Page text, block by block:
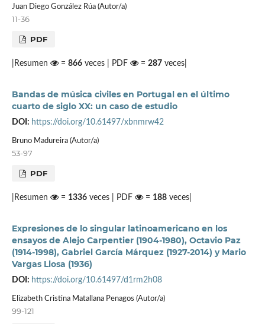
Juan Diego González Rúa (Autor/a)
11-36
PDF
|Resumen = 866veces | PDF = 287veces|
Bandas de música civiles en Portugal en el último
cuarto de siglo XX: un caso de estudio
DOI: https://doi.org/10.61497/xbnmrw42
Bruno Madureira (Autor/a)
53-97
PDF
|Resumen = 1336veces | PDF = 188veces|
Expresiones de lo singular latinoamericano en los
ensayos de Alejo Carpentier (1904-1980), Octavio Paz
(1914-1998), Gabriel García Márquez (1927-2014) y Mario
Vargas Llosa (1936)
DOI: https://doi.org/10.61497/d1rm2h08
Elizabeth Cristina Matallana Penagos (Autor/a)
99-121